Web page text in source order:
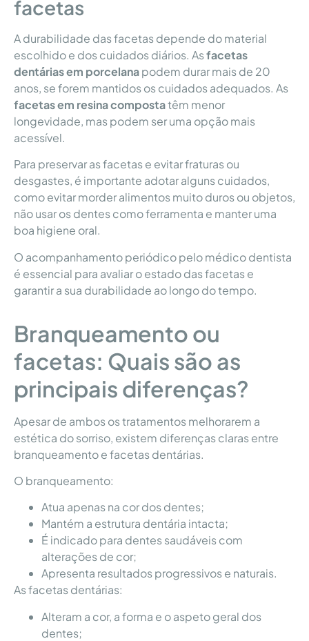
facetas
A durabilidade das facetas depende do material
escolhido e dos cuidados diários. Asfacetas
dentárias em porcelanapodem durar mais de 20
anos, se forem mantidos os cuidados adequados. As
facetas em resina compostatêm menor
longevidade, mas podem ser uma opção mais
acessível.
Para preservar as facetas e evitar fraturas ou
desgastes, é importante adotar alguns cuidados,
como evitar morder alimentos muito duros ou objetos,
não usar os dentes como ferramenta e manter uma
boa higiene oral.
O acompanhamento periódico pelo médico dentista
é essencial para avaliar o estado das facetas e
garantir a sua durabilidade ao longo do tempo.
Branqueamento ou
facetas: Quais são as
principais diferenças?
Apesar de ambos os tratamentos melhorarem a
estética do sorriso, existem diferenças claras entre
branqueamento e facetas dentárias.
O branqueamento:
Atua apenas na cor dos dentes;
Mantém a estrutura dentária intacta;
É indicado para dentes saudáveis com
alterações de cor;
Apresenta resultados progressivos e naturais.
As facetas dentárias:
Alteram a cor, a forma e o aspeto geral dos
dentes;